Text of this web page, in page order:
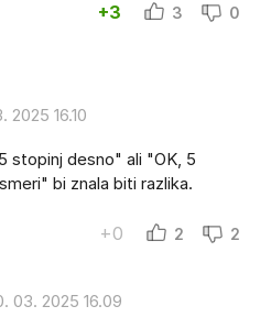
+3 3 0
2025 16.10
stopinj desno" ali "OK, 5
bi znala biti razlika.
+0 2 2
03. 2025 16.09